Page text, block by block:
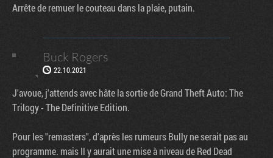
Arrête de remuer le couteau dans la plaie, putain.
Buck Rogers
22.10.2021
J'avoue, j'attends avec hâte la sortie de Grand Theft Auto: The
Trilogy - The Definitive Edition.
Pour les "remasters", d'après les rumeurs Bully ne serait pas au
programme. mais Il y aurait une mise à niveau de Red Dead